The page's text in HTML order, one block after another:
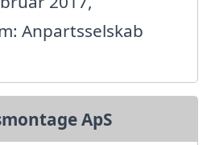
Anpartsselskab
ApS